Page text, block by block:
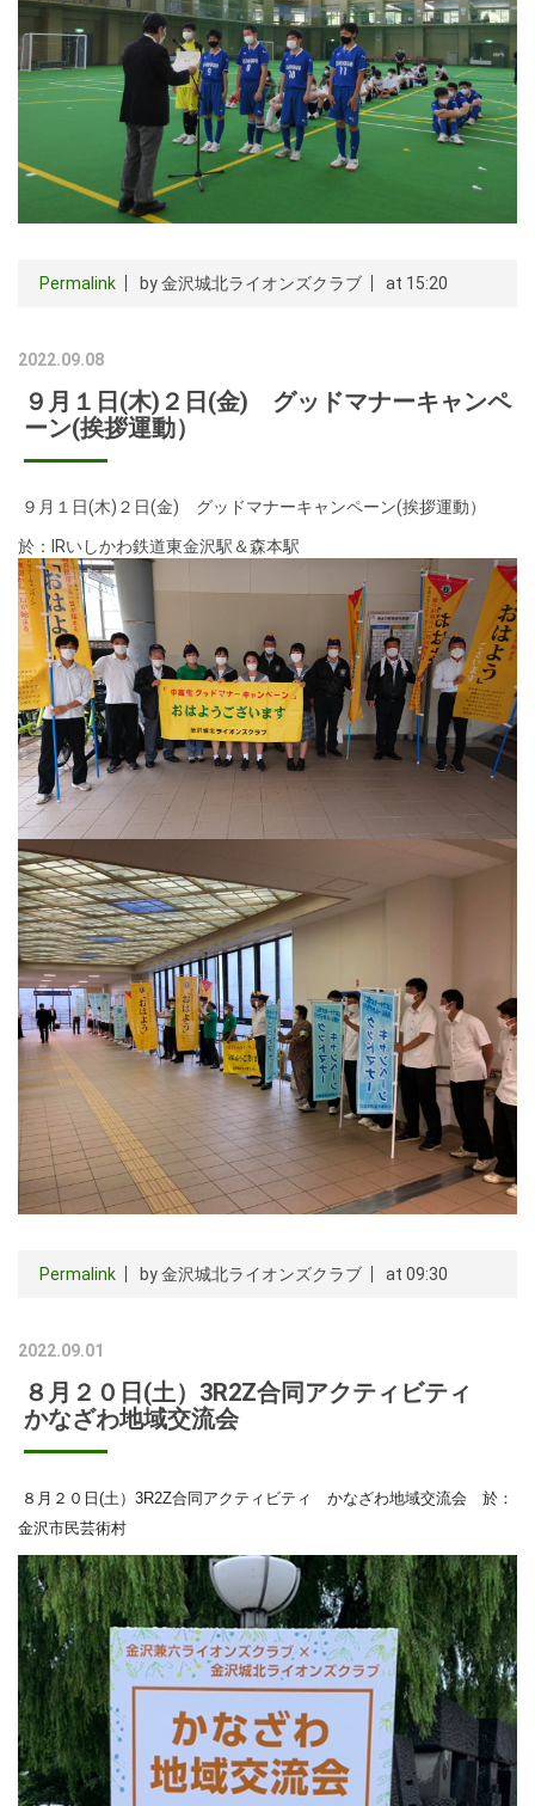
Permalink by 金沢城北ライオンズクラブ at 15:20
2022.09.08
９月１日(木)２日(金) グッドマナーキャンペ
ーン(挨拶運動）
９月１日(木)２日(金) グッドマナーキャンペーン(挨拶運動）
於：IRいしかわ鉄道東金沢駅＆森本駅
Permalink by 金沢城北ライオンズクラブ at 09:30
2022.09.01
８月２０日(土）3R2Z合同アクティビティ
かなざわ地域交流会
８月２０日(土）3R2Z合同アクティビティ かなざわ地域交流会 於：
金沢市民芸術村